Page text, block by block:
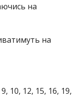
на
на
10, 12, 15, 16, 19,